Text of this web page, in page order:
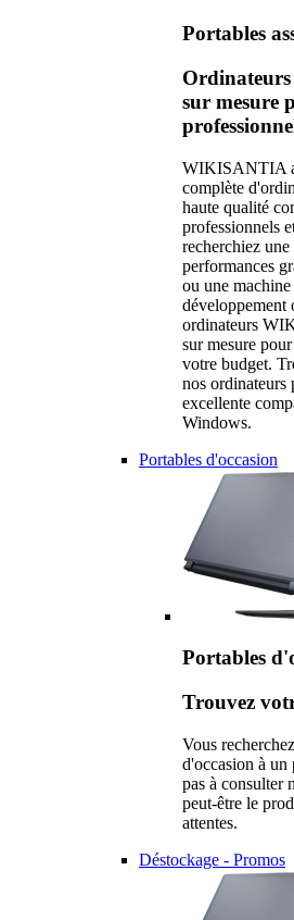
Portables
Ordinateurs
sur mesure
WIKISANTIA
complète
haute qualité
professionnels
recherchiez
performances
ou une
développement
ordinateurs
sur mesure
votre budget.
nos ordinateurs
excellente
Windows.
Portables d'occasion
Portables
Trouvez
Vous
d'occasion à un
pas à consulter
peut-être le
attentes.
Déstockage - Promos